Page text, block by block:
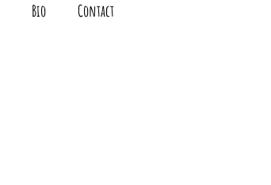
Bio Contact